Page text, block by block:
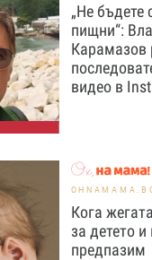
„Не бъдете
пищни“:
Карамазов
видео в
Кога
за детето
предпазим